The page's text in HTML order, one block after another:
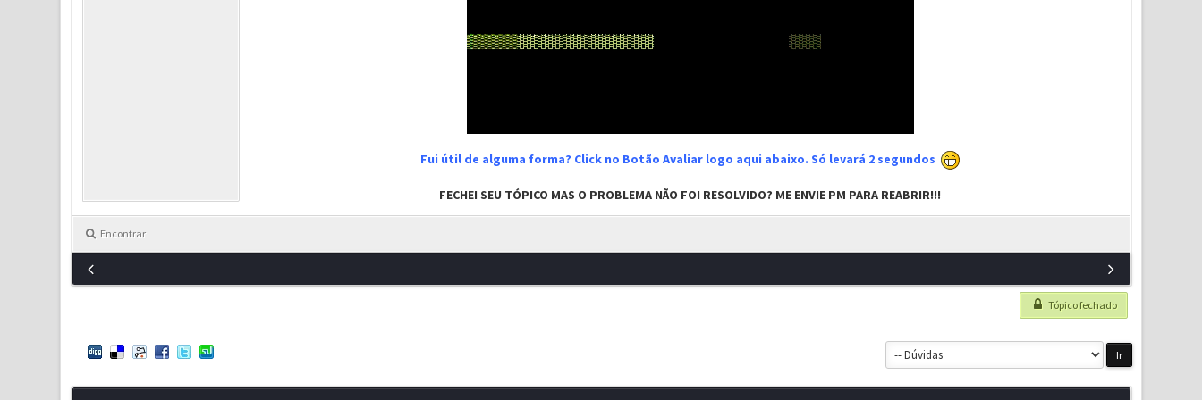
Fui útil de alguma forma? Click no Botão Avaliar logo aqui abaixo. Só levará 2 segundos
FECHEI SEU TÓPICO MAS O PROBLEMA NÃO FOI RESOLVIDO? ME ENVIE PM PARA REABRIR!!!
Encontrar
Tópico fechado